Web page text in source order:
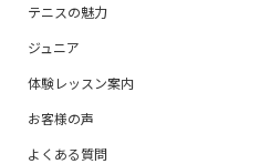
テニスの魅力
ジュニア
体験レッスン案内
お客様の声
よくある質問